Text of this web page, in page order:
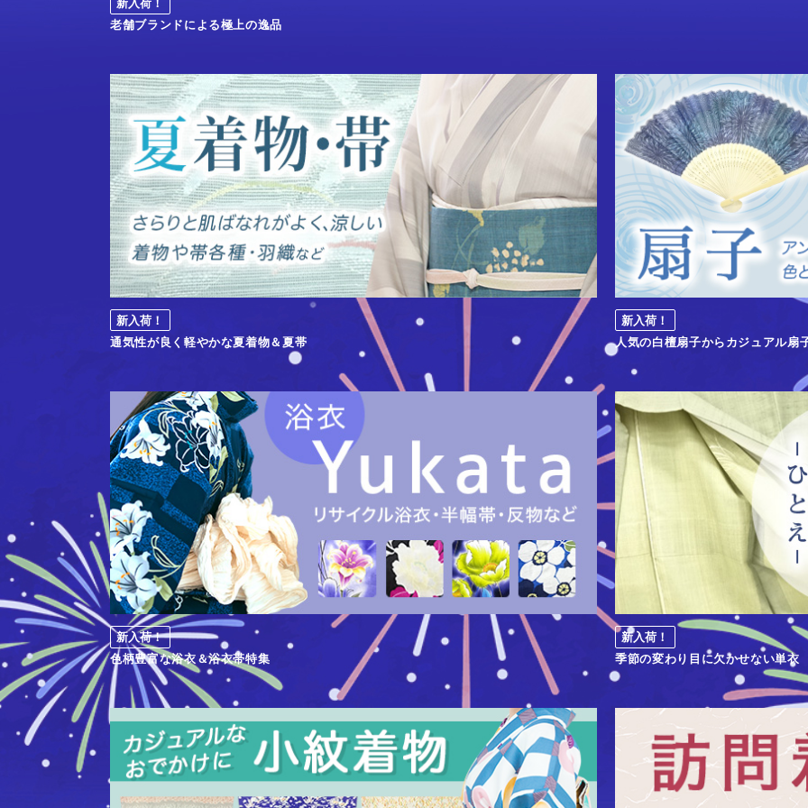
新入荷！
老舗ブランドによる極上の逸品
新入荷！
通気性が良く軽やかな夏着物＆夏帯
新入荷！
人気の白檀扇子からカジュアル扇
新入荷！
色柄豊富な浴衣＆浴衣帯特集
新入荷！
季節の変わり目に欠かせない単衣